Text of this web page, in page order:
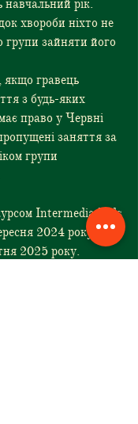
навчальний рік.
хвороби ніхто не
зайняти його
гравець
з будь-яких
право у Червні
заняття за
групи
Intermedia Kids
2024 року та
2025 року.